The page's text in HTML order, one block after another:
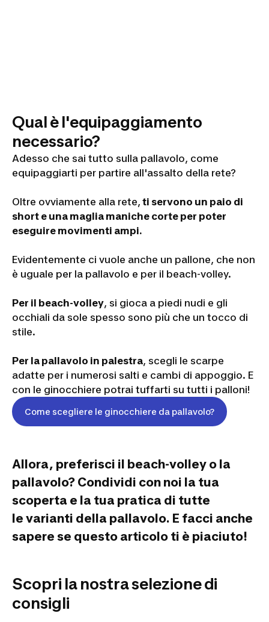
Qual è l'equipaggiamento
necessario?
Adesso che sai tutto sulla pallavolo, come
equipaggiarti per partire all'assalto della rete?
Oltre ovviamente alla rete, ti servono un paio di
short e una maglia maniche corte per poter
eseguire movimenti ampi.
Evidentemente ci vuole anche un pallone, che non
è uguale per la pallavolo e per il beach-volley.
Per il beach-volley, si gioca a piedi nudi e gli
occhiali da sole spesso sono più che un tocco di
stile.
Per la pallavolo in palestra, scegli le scarpe
adatte per i numerosi salti e cambi di appoggio. E
con le ginocchiere potrai tuffarti su tutti i palloni!
Come scegliere le ginocchiere da pallavolo?
Allora, preferisci il beach-volley o la
pallavolo? Condividi con noi la tua
scoperta e la tua pratica di tutte
le varianti della pallavolo. E facci anche
sapere se questo articolo ti è piaciuto!
Scopri la nostra selezione di
consigli